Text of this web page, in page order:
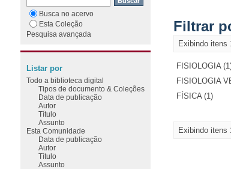
Filtrar
Exibindo itens
FISIOLOGIA
FISIOLOGIA
FÍSICA (1)
Exibindo itens
Busca no acervo
Esta Coleção
Pesquisa avançada
Listar por
Todo a biblioteca digital
Tipos de documento & Coleções
Data de publicação
Autor
Título
Assunto
Esta Comunidade
Data de publicação
Autor
Título
Assunto